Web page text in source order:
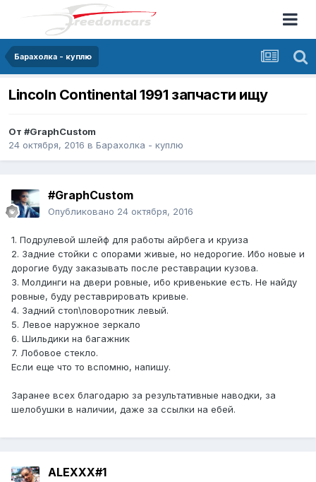
Барахолка - куплю
Lincoln Continental 1991 запчасти ищу
От #GraphCustom
24 октября, 2016 в Барахолка - куплю
#GraphCustom
Опубликовано 24 октября, 2016
1. Подрулевой шлейф для работы айрбега и круиза
2. Задние стойки с опорами живые, но недорогие. Ибо новые и
дорогие буду заказывать после реставрации кузова.
3. Молдинги на двери ровные, ибо кривенькие есть. Не найду
ровные, буду реставрировать кривые.
4. Задний стоп\поворотник левый.
5. Левое наружное зеркало
6. Шильдики на багажник
7. Лобовое стекло.
Если еще что то вспомню, напишу.
Заранее всех благодарю за результативные наводки, за
шелобушки в наличии, даже за ссылки на ебей.
ALEXXX#1